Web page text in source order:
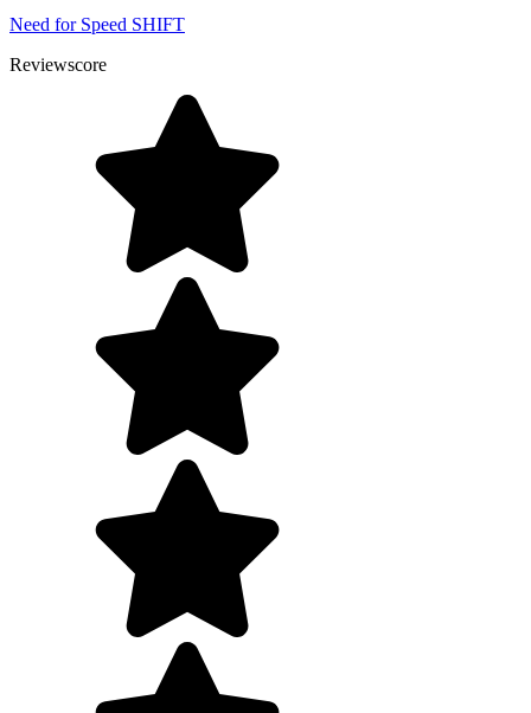
Need for Speed SHIFT
Reviewscore